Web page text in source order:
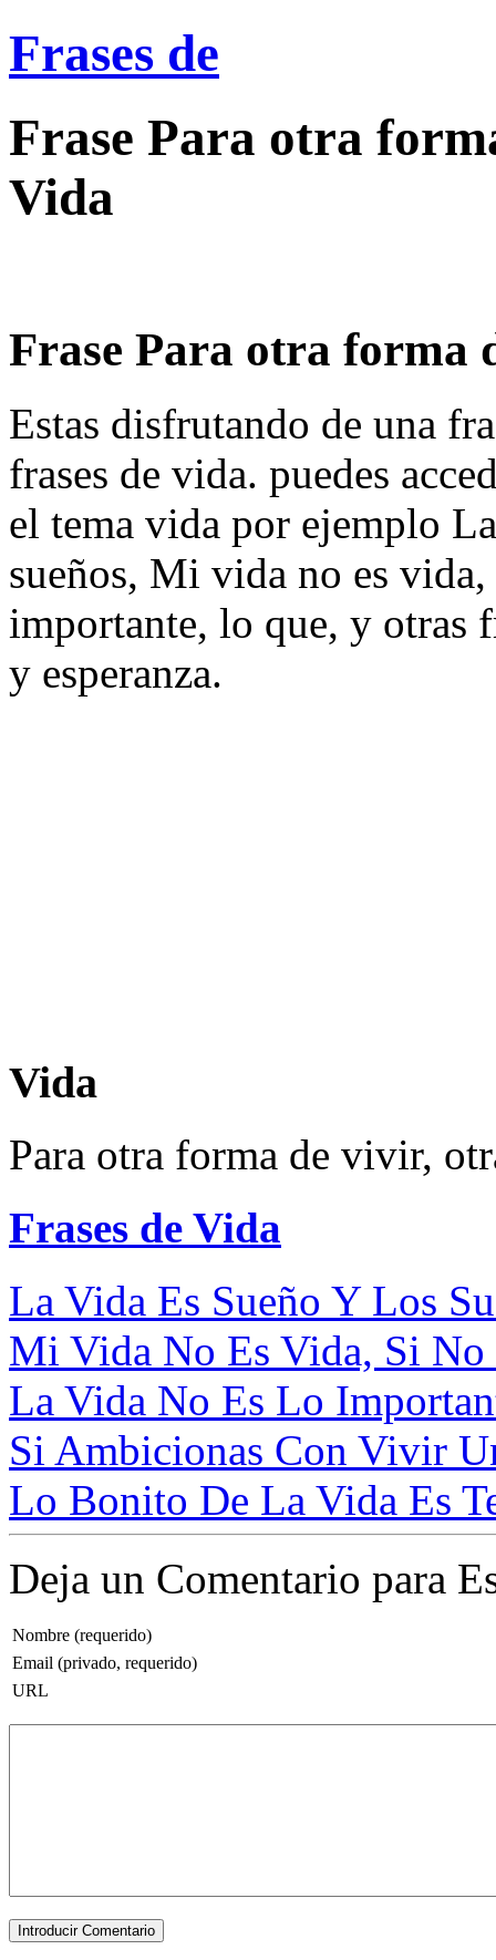
Frases de
Frase Para otra
Vida
Frase Para otra forma
Estas disfrutando de una
frases de vida. puedes
el tema vida por ejemplo
sueños, Mi vida no es
importante, lo que, y otras
y esperanza.
Vida
Para otra forma de vivir,
Frases de Vida
La Vida Es Sueño Y Los
Mi Vida No Es Vida, Si No
La Vida No Es Lo
Si Ambicionas Con Vivir
Lo Bonito De La Vida Es
Deja un Comentario para
Nombre (requerido)
Email (privado, requerido)
URL